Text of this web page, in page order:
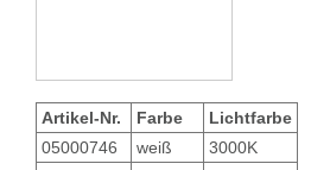
Artikel-Nr. Farbe
Lichtfarbe
05000746
weiß
3000K